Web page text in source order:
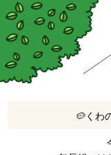
🥔くわ